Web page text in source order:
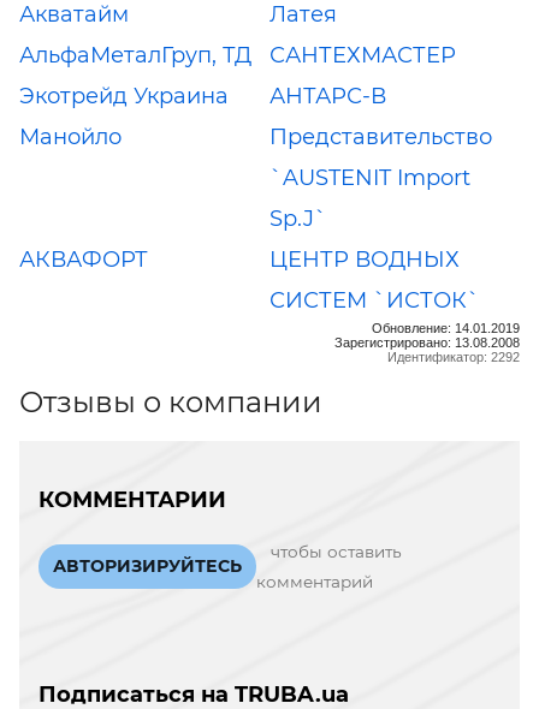
Акватайм
Латея
АльфаМеталГруп, ТД
САНТЕХМАСТЕР
Экотрейд Украина
АНТАРС-В
Манойло
Представительство
`AUSTENIT Import
Sp.J`
АКВАФОРТ
ЦЕНТР ВОДНЫХ
СИСТЕМ `ИСТОК`
Обновление: 14.01.2019
Зарегистрировано: 13.08.2008
Идентификатор: 2292
Отзывы о компании
КОММЕНТАРИИ
АВТОРИЗИРУЙТЕСЬ
чтобы оставить
комментарий
Подписаться на TRUBA.ua